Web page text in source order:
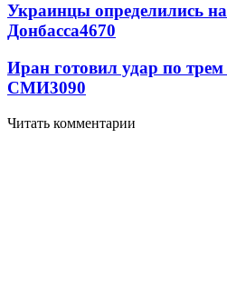
Украинцы определились
Донбасса4670
Иран готовил удар по
СМИ3090
Читать комментарии